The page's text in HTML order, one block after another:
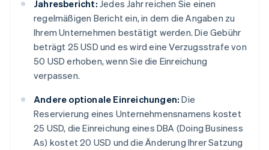
Jahresbericht: Jedes Jahr reichen Sie einen
regelmäßigen Bericht ein, in dem die Angaben zu
Ihrem Unternehmen bestätigt werden. Die Gebühr
beträgt 25 USD und es wird eine Verzugsstrafe von
50 USD erhoben, wenn Sie die Einreichung
verpassen.
Andere optionale Einreichungen: Die
Reservierung eines Unternehmensnamens kostet
25 USD, die Einreichung eines DBA (Doing Business
As) kostet 20 USD und die Änderung Ihrer Satzung